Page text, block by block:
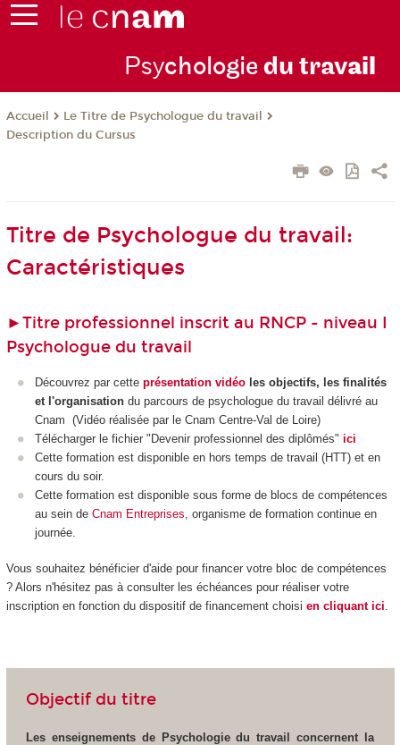
Psychologie du travail
Accueil
Le Titre de Psychologue du travail
Description du Cursus
Titre de Psychologue du travail:
Caractéristiques
►Titre professionnel inscrit au RNCP - niveau I
Psychologue du travail
Découvrez par cette présentation vidéo les objectifs, les finalités
et l'organisation du parcours de psychologue du travail délivré au
Cnam (Vidéo réalisée par le Cnam Centre-Val de Loire)
Télécharger le fichier "Devenir professionnel des diplômés" ici
Cette formation est disponible en hors temps de travail (HTT) et en
cours du soir.
Cette formation est disponible sous forme de blocs de compétences
au sein de Cnam Entreprises , organisme de formation continue en
journée.
Vous souhaitez bénéficier d'aide pour financer votre bloc de compétences
? Alors n'hésitez pas à consulter les échéances pour réaliser votre
inscription en fonction du dispositif de financement choisi en cliquant ici.
Objectif du titre
Les enseignements de Psychologie du travail concernent la